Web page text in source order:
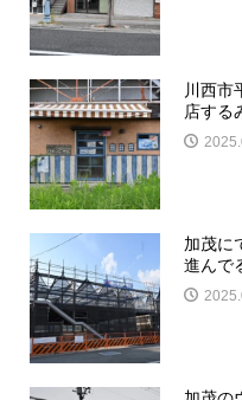
川西市
店する
加茂に
進んで